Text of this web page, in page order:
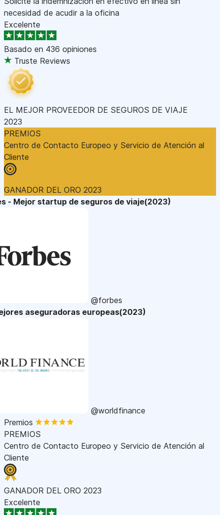
necesidad de acudir a la oficina
Excelente
Basado en 436 opiniones
Truste Reviews
EL MEJOR PROVEEDOR DE SEGUROS DE VIAJE
2023
PREMIOS
Centro de Contacto Europeo y Servicio de Atención al
Cliente
GANADOR DEL ORO 2023
- Mejor startup de seguros de viaje(2023)
@forbes
aseguradoras europeas(2023)
@worldfinance
Premios
PREMIOS
Centro de Contacto Europeo y Servicio de Atención al
Cliente
GANADOR DEL ORO 2023
Excelente